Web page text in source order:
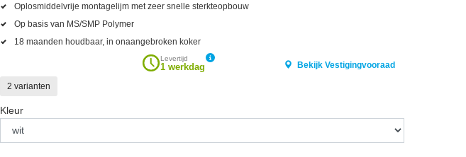
Oplosmiddelvrije montagelijm met zeer snelle sterkteopbouw
Op basis van MS/SMP Polymer
18 maanden houdbaar, in onaangebroken koker
Levertijd
1 werkdag Bekijk Vestigingvooraad
2 varianten
Kleur